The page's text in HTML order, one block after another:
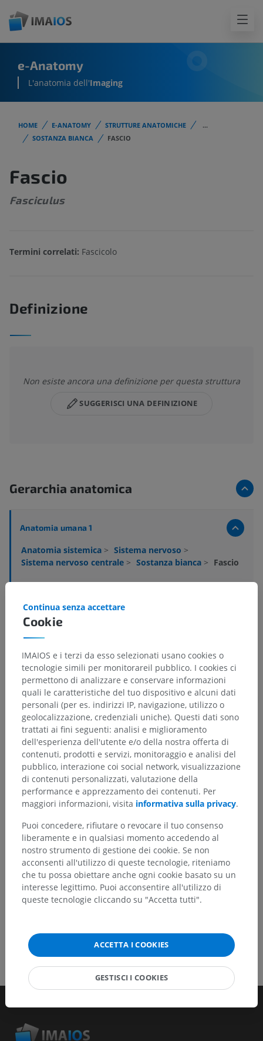
e-Anatomy
L'anatomia dell'Imaging
HOME E-ANATOMY STRUTTURE ANATOMICHE
...
SOSTANZA BIANCA
FASCIO
Fascio
Fasciculus
Termini correlati: Fascicolo
Definizione
Non esiste ancora una definizione per questa struttura
SUGGERISCI UNA DEFINIZIONE
Gerarchia anatomica
Anatomia umana 1
Anatomia sistemica > Sistema nervoso >
Sistema nervoso centrale > Sostanza bianca > Fascio
Traduzioni
Hai notato un errore?
Non esitare a suggerire una correzione, traduzione o
un miglioramento dei contenuti.
Segnala un problema
SCARICA L'APP
Cookie
Continua senza accettare
IMAIOS e i terzi da esso selezionati usano cookies o
tecnologie simili per monitorareil pubblico. I cookies ci
permettono di analizzare e conservare informazioni
quali le caratteristiche del tuo dispositivo e alcuni dati
personali (per es. indirizzi IP, navigazione, utilizzo o
geolocalizzazione, credenziali uniche). Questi dati sono
trattati ai fini seguenti: analisi e miglioramento
dell'esperienza dell'utente e/o della nostra offerta di
contenuti, prodotti e servizi, monitoraggio e analisi del
pubblico, interazione coi social network, visualizzazione
di contenuti personalizzati, valutazione della
performance e apprezzamento dei contenuti. Per
maggiori informazioni, visita informativa sulla privacy.
Puoi concedere, rifiutare o revocare il tuo consenso
liberamente e in qualsiasi momento accedendo al
nostro strumento di gestione dei cookie. Se non
acconsenti all'utilizzo di queste tecnologie, riteniamo
che tu possa obiettare anche ogni cookie basato su un
interesse legittimo. Puoi acconsentire all'utilizzo di
queste tecnologie cliccando su "Accetta tutti".
ACCETTA I COOKIES
GESTISCI I COOKIES